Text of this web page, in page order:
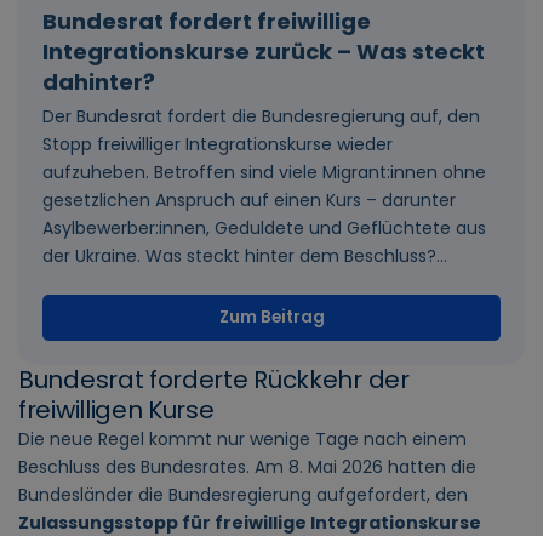
Bundesrat fordert freiwillige
Integrationskurse zurück – Was steckt
dahinter?
Der Bundesrat fordert die Bundesregierung auf, den
Stopp freiwilliger Integrationskurse wieder
aufzuheben. Betroffen sind viele Migrant:innen ohne
gesetzlichen Anspruch auf einen Kurs – darunter
Asylbewerber:innen, Geduldete und Geflüchtete aus
der Ukraine. Was steckt hinter dem Beschluss?...
Zum Beitrag
Bundesrat forderte Rückkehr der
freiwilligen Kurse
Die neue Regel kommt nur wenige Tage nach einem
Beschluss des Bundesrates. Am 8. Mai 2026 hatten die
Bundesländer die Bundesregierung aufgefordert, den
Zulassungsstopp für freiwillige Integrationskurse